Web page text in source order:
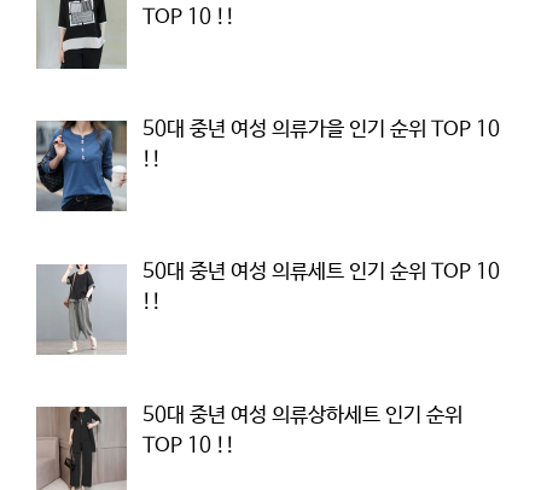
TOP 10 !!
50대 중년 여성 의류가을 인기 순위 TOP 10
!!
50대 중년 여성 의류세트 인기 순위 TOP 10
!!
50대 중년 여성 의류상하세트 인기 순위
TOP 10 !!